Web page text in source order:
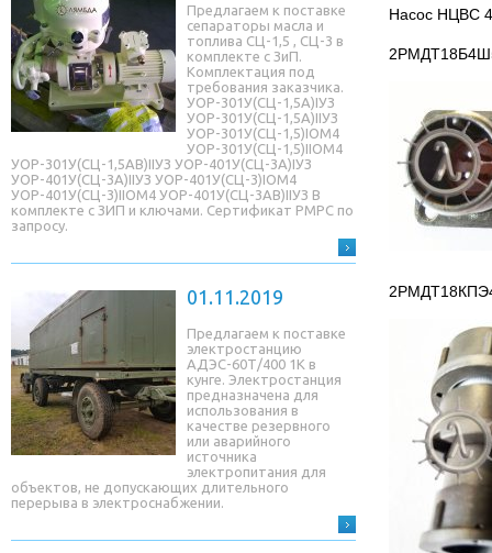
Предлагаем к поставке
сепараторы масла и
топлива СЦ-1,5 , СЦ-3 в
комплекте с ЗиП.
Комплектация под
требования заказчика.
УОР-301У(СЦ-1,5A)IУЗ
УОР-301У(СЦ-1,5A)IIУЗ
УОР-301У(СЦ-1,5)IОМ4
УОР-301У(СЦ-1,5)IIОМ4
УОР-301У(СЦ-1,5AB)IIУЗ УОР-401У(СЦ-3A)IУЗ
УОР-401У(СЦ-3A)IIУЗ УОР-401У(СЦ-3)IОМ4
УОР-401У(СЦ-3)IIОМ4 УОР-401У(СЦ-3AB)IIУЗ В
комплекте с ЗИП и ключами. Сертификат РМРС по
запросу.
01.11.2019
Предлагаем к поставке
электростанцию
АДЭС-60Т/400 1К в
кунге. Электростанция
предназначена для
использования в
качестве резервного
или аварийного
источника
электропитания для
объектов, не допускающих длительного
перерыва в электроснабжении.
Насос НЦВС